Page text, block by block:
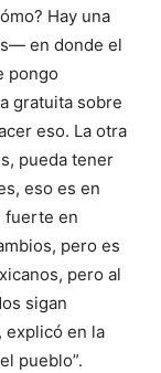
Hay una
en donde el
pongo
gratuita sobre
eso. La otra
pueda tener
eso es en
fuerte en
pero es
pero al
sigan
explicó en la
pueblo”.